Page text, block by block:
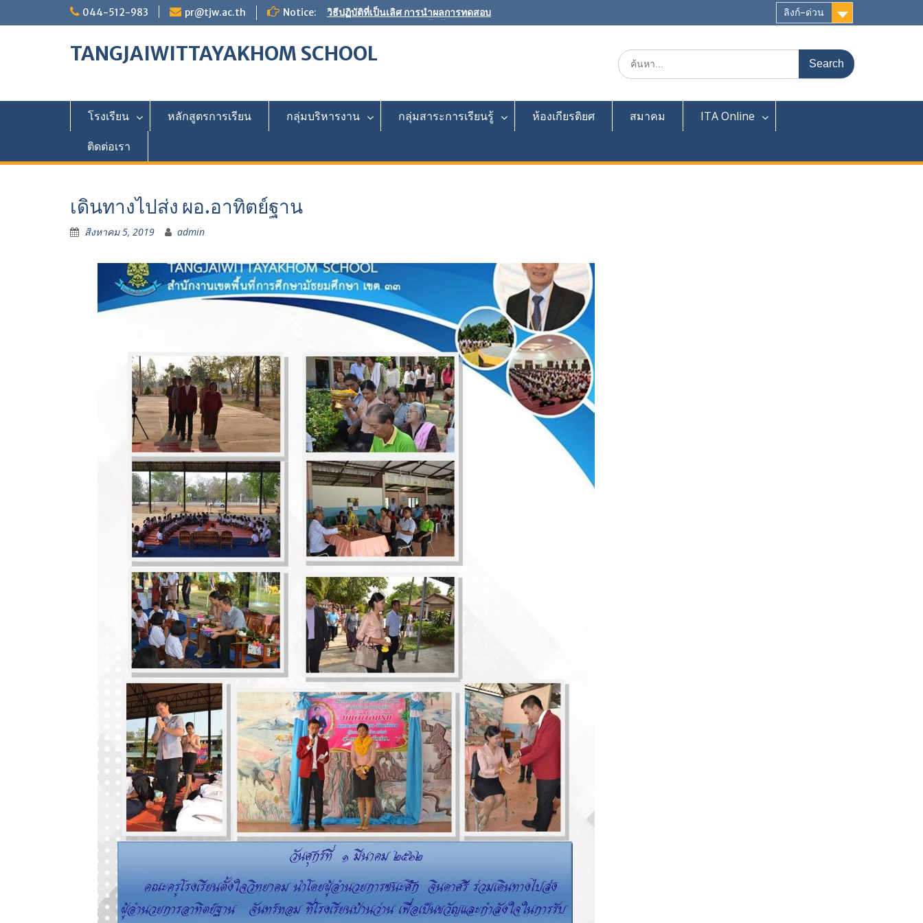
044-512-983 pr@tjw.ac.th Notice:
วิธีปฏิบัติที่เป็นเลิศ การนำผลการทดสอบ
ทางการศึกษาระดับชาติขั้นพื้นฐานมาใช้ใน
ขอเชิญร่วมเป็นเจ้าภาพ”ผ้าป่าเพื่อการศึกษา
ผลการประเมินตนเองของสถานศึกษา (SAR)
ประจำปีการศึกษา 2568
ลิงก์-ด่วน
TANGJAIWITTAYAKHOM SCHOOL
Search
for:
โรงเรียน หลักสูตรการเรียน กลุ่มบริหารงาน กลุ่มสาระการเรียนรู้ ห้องเกียรติยศ สมาคม
ITA Online
ติดต่อเรา
เดินทางไปส่ง ผอ.อาทิตย์ฐาน
สิงหาคม 5, 2019 admin